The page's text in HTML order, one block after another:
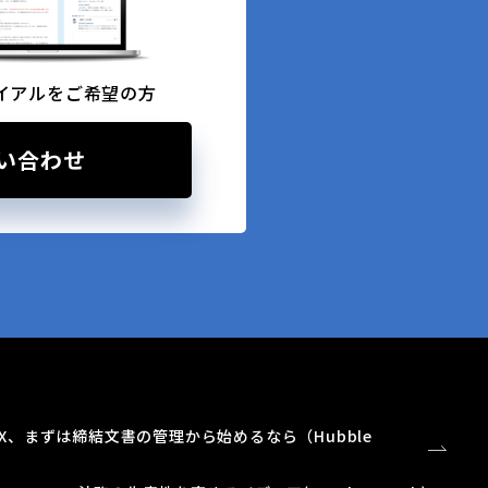
アルをご希望の方
合わせ
、まずは締結文書の管理から始めるなら（Hubble